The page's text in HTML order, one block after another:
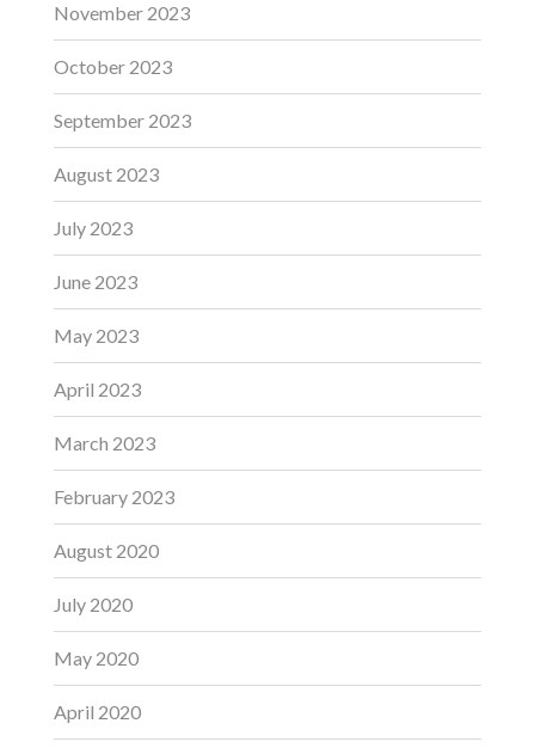
November 2023
October 2023
September 2023
August 2023
July 2023
June 2023
May 2023
April 2023
March 2023
February 2023
August 2020
July 2020
May 2020
April 2020